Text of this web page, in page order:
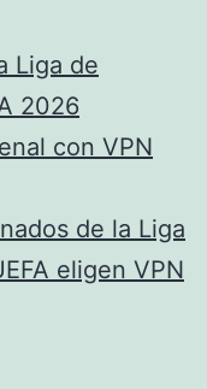
Liga de
2026
con VPN
de la Liga
eligen VPN